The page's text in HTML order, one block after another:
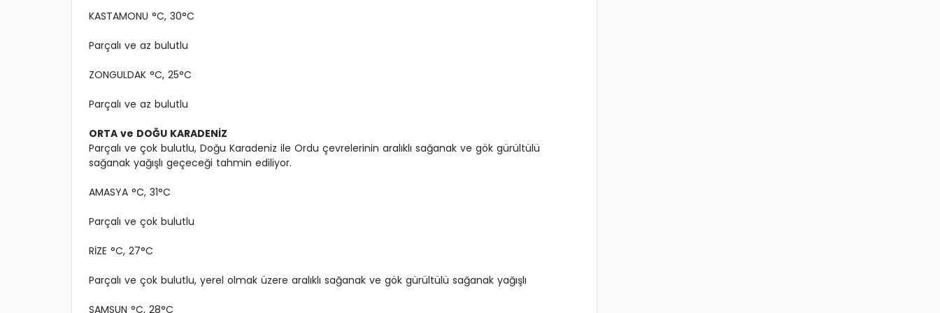
KASTAMONU °C, 30°C
Parçalı ve az bulutlu
ZONGULDAK °C, 25°C
Parçalı ve az bulutlu
ORTA ve DOĞU KARADENİZ
Parçalı ve çok bulutlu, Doğu Karadeniz ile Ordu çevrelerinin aralıklı sağanak ve gök gürültülü
sağanak yağışlı geçeceği tahmin ediliyor.
AMASYA °C, 31°C
Parçalı ve çok bulutlu
RİZE °C, 27°C
Parçalı ve çok bulutlu, yerel olmak üzere aralıklı sağanak ve gök gürültülü sağanak yağışlı
SAMSUN °C, 28°C